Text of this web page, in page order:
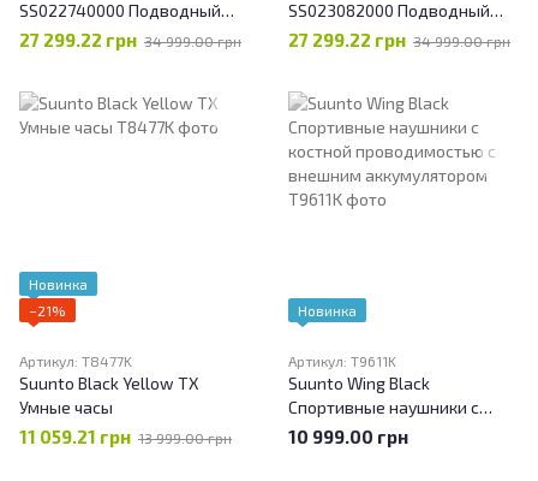
SS022740000 Подводный
компьютер
27 299.22 грн 34 999.00 грн
SS023082000 Подводный
компьютер
27 299.22 грн 34 999.00 грн
Новинка
−21%
Артикул: T8477K
Suunto Black Yellow TX
Умные часы
11 059.21 грн 13 999.00 грн
Новинка
Артикул: T9611K
Suunto Wing Black
Спортивные наушники с
костной проводимостью c
10 999.00 грн